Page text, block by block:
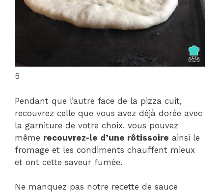
5
Pendant que l’autre face de la pizza cuit,
recouvrez celle que vous avez déjà dorée avec
la garniture de votre choix. vous pouvez
même recouvrez-le d’une rôtissoire ainsi le
fromage et les condiments chauffent mieux
et ont cette saveur fumée.
Ne manquez pas notre recette de sauce